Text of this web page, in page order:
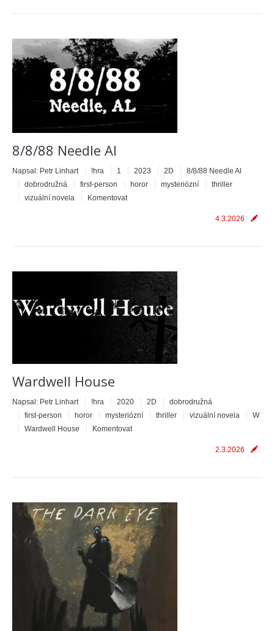
8/8/88 Needle Al
Napsal: Petr Linhart !hra 1 2023 2D
8/8/88 Needle Al
dobrodružná
first-person horor mysteriózní
thriller
vizuální novela
Komentovat
4.3.2026
Wardwell House
Napsal: Petr Linhart !hra 2020 2D
dobrodružná
first-person
horor mysteriózní thriller vizuální novela
W
Wardwell House
Komentovat
2.3.2026